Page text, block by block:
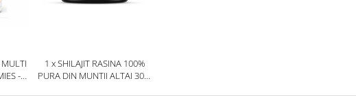
-
1 x SHILAJIT RASINA 100%
PURA DIN MUNTII ALTAI 30G.